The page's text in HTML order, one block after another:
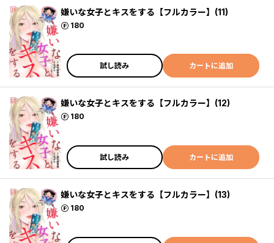
嫌いな女子とキスをする【フルカラー】(11)
180
ポイント
試し読み カートに追加
嫌いな女子とキスをする【フルカラー】(12)
180
ポイント
試し読み カートに追加
嫌いな女子とキスをする【フルカラー】(13)
180
ポイント